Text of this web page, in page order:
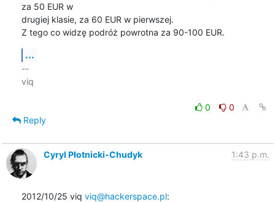
za 50 EUR w
drugiej klasie, za 60 EUR w pierwszej.
Z tego co widzę podróż powrotna za 90-100 EUR.
...
--
viq
0
0
Reply
Cyryl Płotnicki-Chudyk 1:43 p.m.
2012/10/25 viq viq@hackerspace.pl: